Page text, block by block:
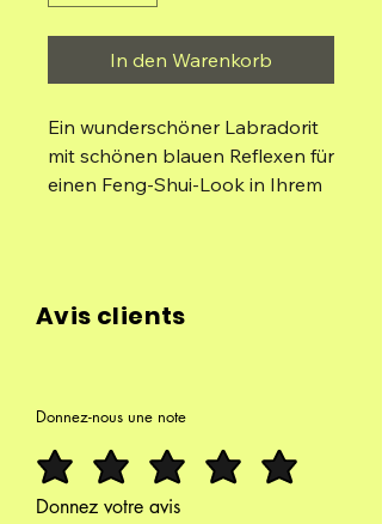
In den Warenkorb
Ein wunderschöner Labradorit
mit schönen blauen Reflexen für
einen Feng-Shui-Look in Ihrem
Energien absorbiert
Avis clients
Donnez-nous une note
Donnez votre avis